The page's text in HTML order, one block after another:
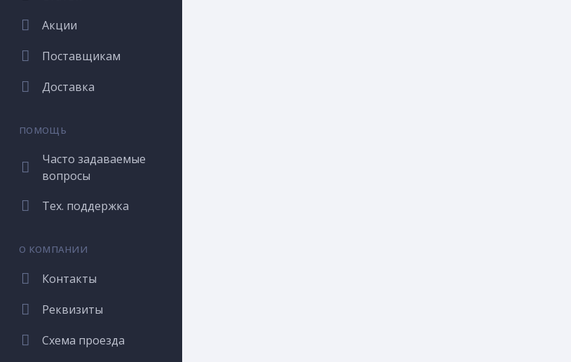
Акции
Поставщикам
Доставка
ПОМОЩЬ
Часто задаваемые
вопросы
Тех. поддержка
О КОМПАНИИ
Контакты
Реквизиты
Схема проезда